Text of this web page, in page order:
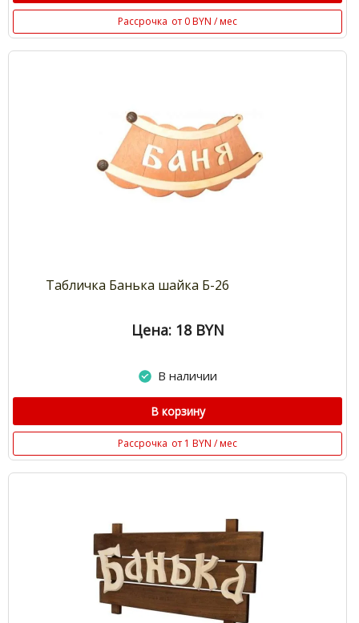
Рассрочка от 0 BYN / мес
Табличка Банька шайка Б-26
Цена: 18 BYN
В наличии
В корзину
Рассрочка от 1 BYN / мес